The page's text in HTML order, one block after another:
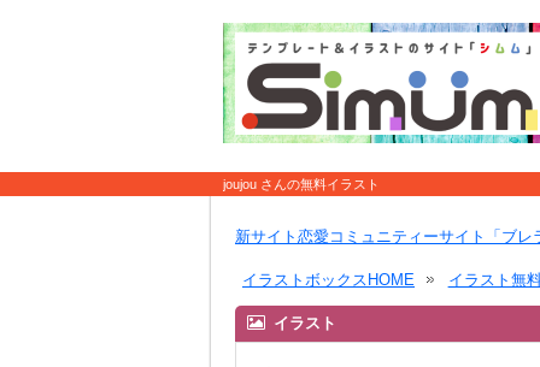
joujou さんの無料イラスト
新サイト恋愛コミュニティーサイト「ブレ
イラストボックスHOME イラスト無
イラスト